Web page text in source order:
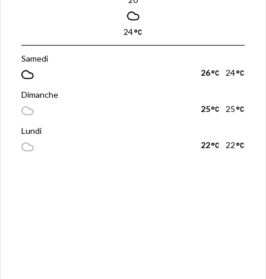
24
Samedi
24
26
Dimanche
25
25
Lundi
22
22